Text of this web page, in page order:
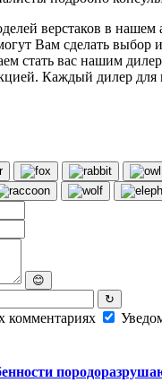
верстаков в
Вам сделать выбор
стать вас нашим
Каждый дилер
😊
↻
комментариях